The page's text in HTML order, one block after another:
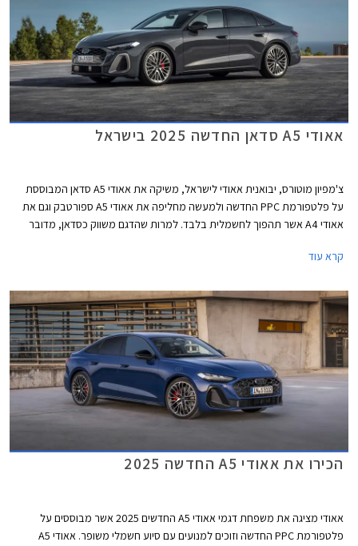
אאודי A5 סדאן החדשה 2025 בישראל
צ'מפיון מוטורס, יבואנית אאודי לישראל, משיקה את אאודי A5 סדאן המבוססת
על פלטפורמת PPC החדשה ולמעשה מחליפה את אאודי A5 ספורטבק וגם את
אאודי A4 אשר תהפוך לחשמלית בלבד. למרות שהדגם משווק כסדאן, מדובר
A5 גם בתצורת אוונט (סטיישן) שאינה מגיעה אלינו.
קרא עוד
הכירו את אאודי A5 החדשה 2025
אאודי מציגה את משפחת דגמי אאודי A5 החדשים 2025 אשר מבוססים על
פלטפורמת PPC החדשה וזוכים למנועים עם סיוע חשמלי משופר. אאודי A5